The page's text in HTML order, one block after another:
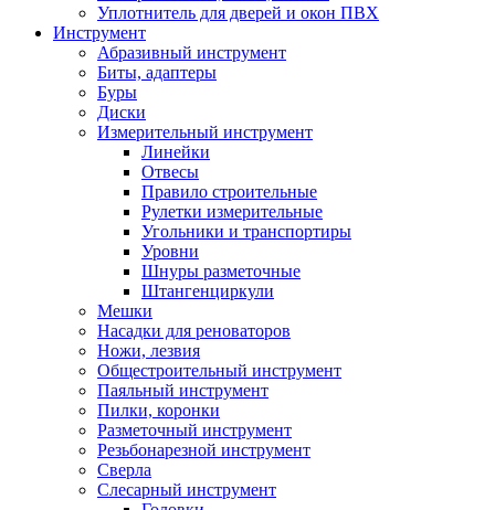
Уплотнитель для дверей и окон ПВХ
Инструмент
Абразивный инструмент
Биты, адаптеры
Буры
Диски
Измерительный инструмент
Линейки
Отвесы
Правило строительные
Рулетки измерительные
Угольники и транспортиры
Уровни
Шнуры разметочные
Штангенциркули
Мешки
Насадки для реноваторов
Ножи, лезвия
Общестроительный инструмент
Паяльный инструмент
Пилки, коронки
Разметочный инструмент
Резьбонарезной инструмент
Сверла
Слесарный инструмент